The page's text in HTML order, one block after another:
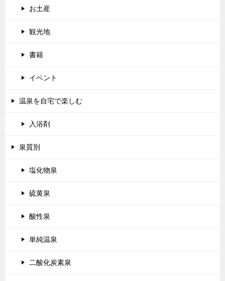
お土産
観光地
書籍
イベント
温泉を自宅で楽しむ
入浴剤
泉質別
塩化物泉
硫黄泉
酸性泉
単純温泉
二酸化炭素泉